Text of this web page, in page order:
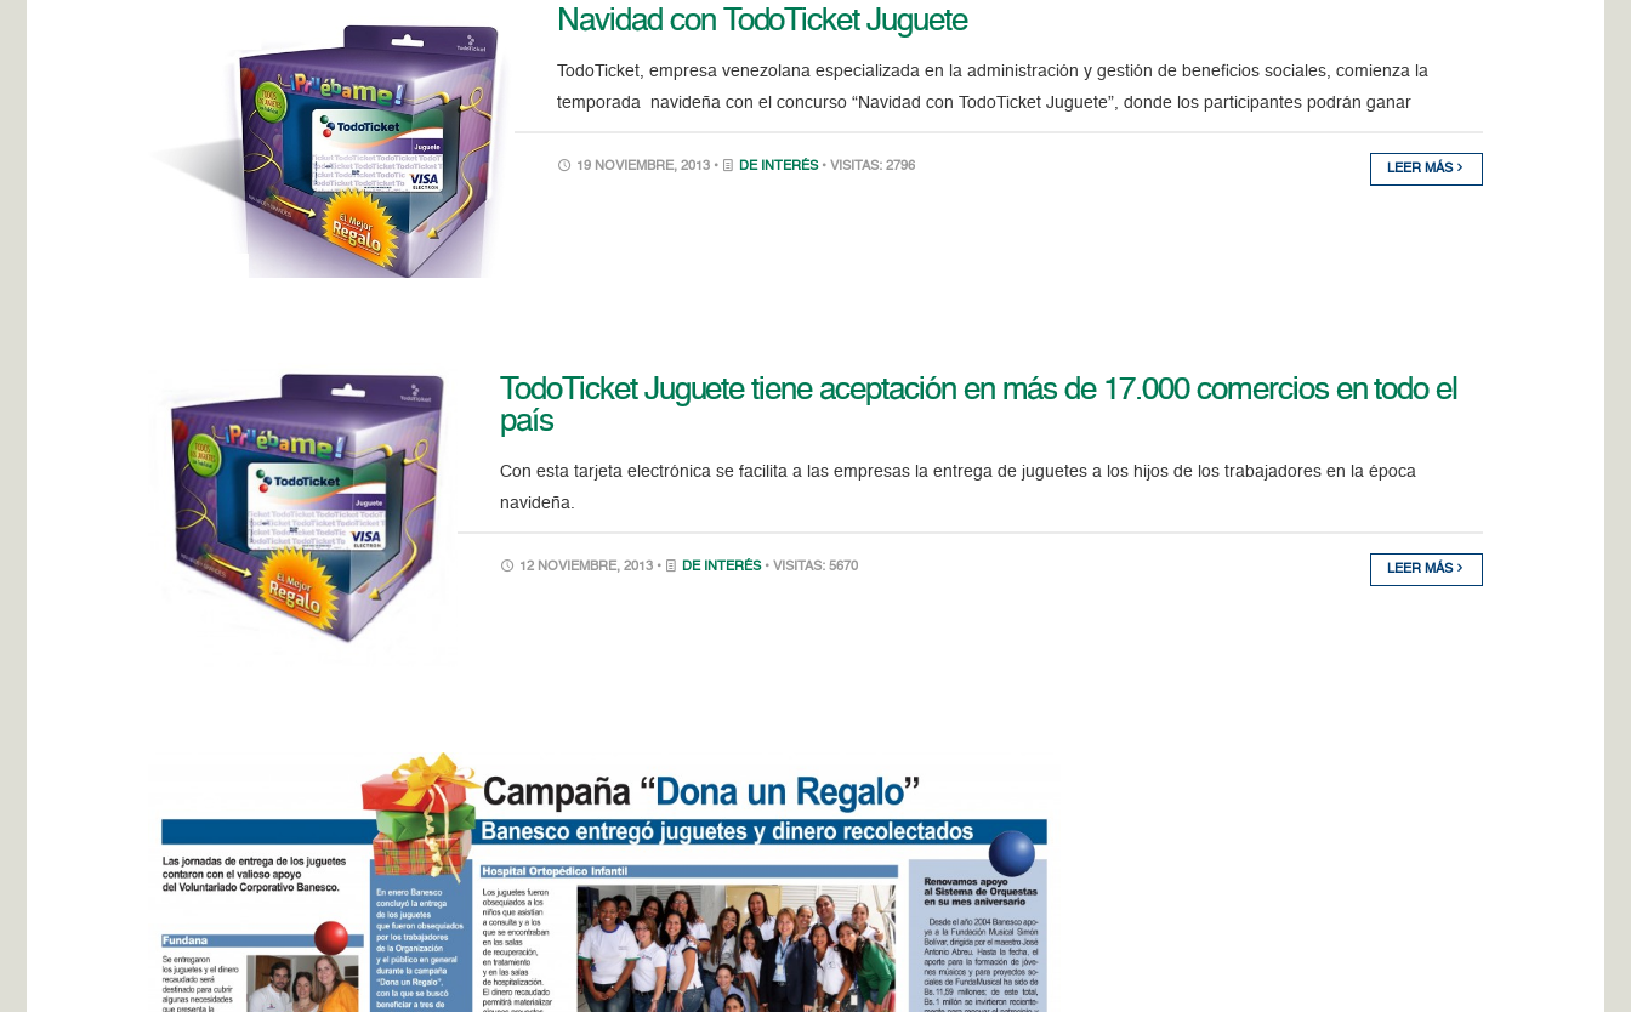
Navidad con TodoTicket Juguete
TodoTicket, empresa venezolana especializada en la administración y gestión de beneficios sociales, comienza la
temporada navideña con el concurso “Navidad con TodoTicket Juguete”, donde los participantes podrán ganar
19 NOVIEMBRE, 2013 • DE INTERÉS • VISITAS: 2796 LEER MÁS
TodoTicket Juguete tiene aceptación en más de 17.000 comercios en todo el
país
Con esta tarjeta electrónica se facilita a las empresas la entrega de juguetes a los hijos de los trabajadores en la época
navideña.
12 NOVIEMBRE, 2013 • DE INTERÉS • VISITAS: 5670 LEER MÁS